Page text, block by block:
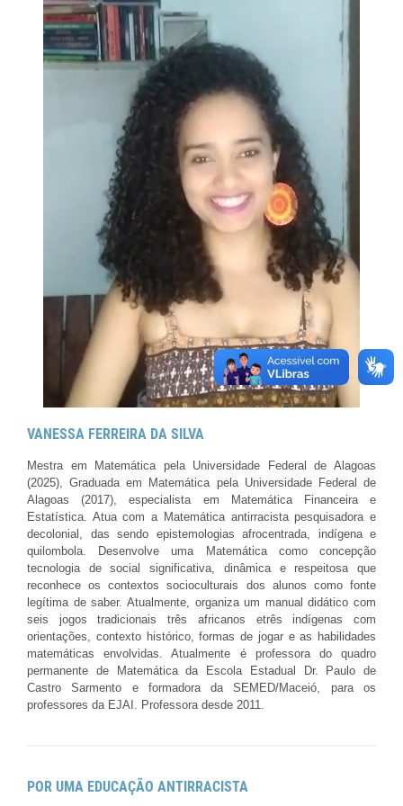
VANESSA FERREIRA DA SILVA
Mestra em Matemática pela Universidade Federal de Alagoas
(2025), Graduada em Matemática pela Universidade Federal de
Alagoas (2017), especialista em Matemática Financeira e
Estatística. Atua com a Matemática antirracista pesquisadora e
decolonial, das sendo epistemologias afrocentrada, indígena e
quilombola. Desenvolve uma Matemática como concepção
tecnologia de social significativa, dinâmica e respeitosa que
reconhece os contextos socioculturais dos alunos como fonte
legítima de saber. Atualmente, organiza um manual didático com
seis jogos tradicionais três africanos etrês indígenas com
orientações, contexto histórico, formas de jogar e as habilidades
matemáticas envolvidas. Atualmente é professora do quadro
permanente de Matemática da Escola Estadual Dr. Paulo de
Castro Sarmento e formadora da SEMED/Maceió, para os
professores da EJAI. Professora desde 2011.
POR UMA EDUCAÇÃO ANTIRRACISTA